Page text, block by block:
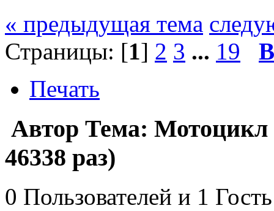
« предыдущая тема
Страницы: [1] 2 3 ... 19
Печать
Автор Тема:
46338 раз)
0 Пользователей и 1